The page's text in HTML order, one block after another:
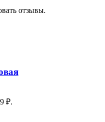
отзывы.
₽.